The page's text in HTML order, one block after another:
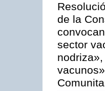
de la
sector